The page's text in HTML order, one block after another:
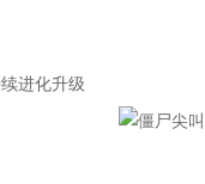
进化升级